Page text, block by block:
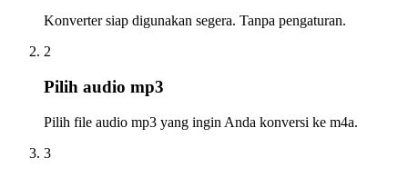
Konverter siap digunakan segera. Tanpa pengaturan.
2
Pilih audio mp3
Pilih file audio mp3 yang ingin Anda konversi ke m4a.
3